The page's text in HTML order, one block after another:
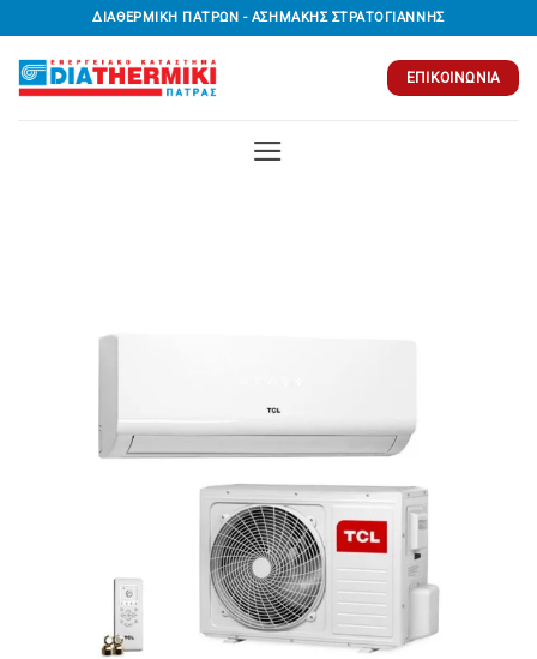
στο
περιεχόμενο
ΔΙΑΘΕΡΜΙΚΗ ΠΑΤΡΩΝ - ΑΣΗΜΑΚΗΣ ΣΤΡΑΤΟΓΙΑΝΝΗΣ
ΕΠΙΚΟΙΝΩΝΊΑ